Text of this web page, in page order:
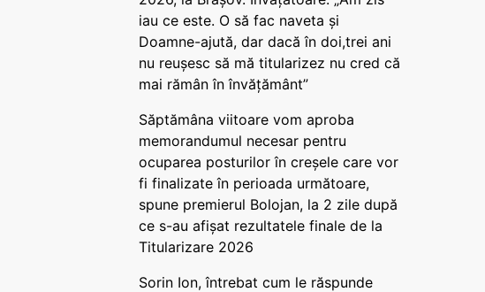
iau ce este. O să fac naveta și
Doamne-ajută, dar dacă în doi,trei ani
nu reușesc să mă titularizez nu cred că
mai rămân în învățământ”
Săptămâna viitoare vom aproba
memorandumul necesar pentru
ocuparea posturilor în creșele care vor
fi finalizate în perioada următoare,
spune premierul Bolojan, la 2 zile după
ce s-au afișat rezultatele finale de la
Titularizare 2026
Sorin Ion, întrebat cum le răspunde